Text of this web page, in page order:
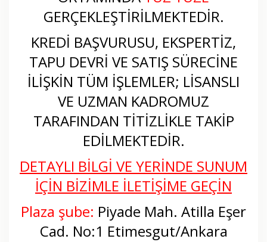
GERÇEKLEŞTİRİLMEKTEDİR.
KREDİ BAŞVURUSU, EKSPERTİZ,
TAPU DEVRİ VE SATIŞ SÜRECİNE
İLİŞKİN TÜM İŞLEMLER; LİSANSLI
VE UZMAN KADROMUZ
TARAFINDAN TİTİZLİKLE TAKİP
EDİLMEKTEDİR.
DETAYLI BİLGİ VE YERİNDE SUNUM
İÇİN BİZİMLE İLETİŞİME GEÇİN
Plaza şube: Piyade Mah. Atilla Eşer
Cad. No:1 Etimesgut/Ankara